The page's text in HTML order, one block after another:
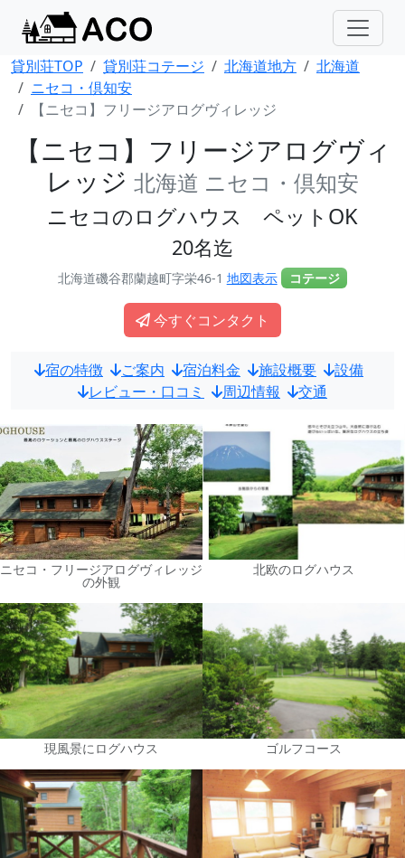
貸別荘TOP 貸別荘コテージ 北海道地方
北海道
ニセコ・倶知安
【ニセコ】フリージアログヴィレッジ
【ニセコ】フリージアログヴィ
レッジ 北海道 ニセコ・倶知安
ニセコのログハウス ペットOK
20名迄
北海道磯谷郡蘭越町字栄46-1 地図表示 コテージ
今すぐコンタクト
宿の特徴 ご案内 宿泊料金 施設概要
設備
レビュー・口コミ
周辺情報 交通
ニセコ・フリージアログヴィレッジ
の外観
北欧のログハウス
現風景にログハウス ゴルフコース